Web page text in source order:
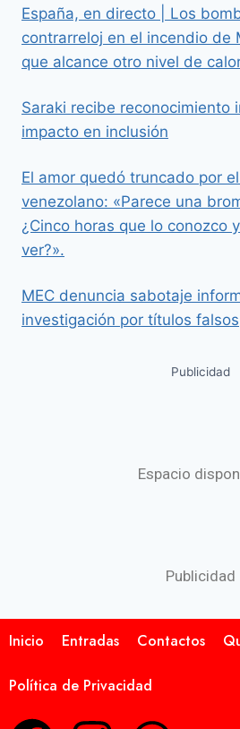
España, en directo | Los
contrarreloj en el incendio de
que alcance otro nivel de
Saraki recibe reconocimiento
impacto en inclusión
El amor quedó truncado por
venezolano: «Parece una
¿Cinco horas que lo conozco
ver?».
MEC denuncia sabotaje
investigación por títulos falsos
Publicidad
Espacio
Publicidad
Inicio Entradas Contactos
Política de Privacidad